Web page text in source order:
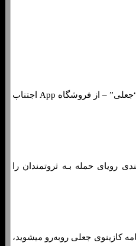
از استفاده از برنامه هاي‌ کازینو “جعلی” – از فروشگاه App اجتناب
رویای حمله بـه ثروتمندان را
کازینوی جعلی روبه‌رو میشوید،